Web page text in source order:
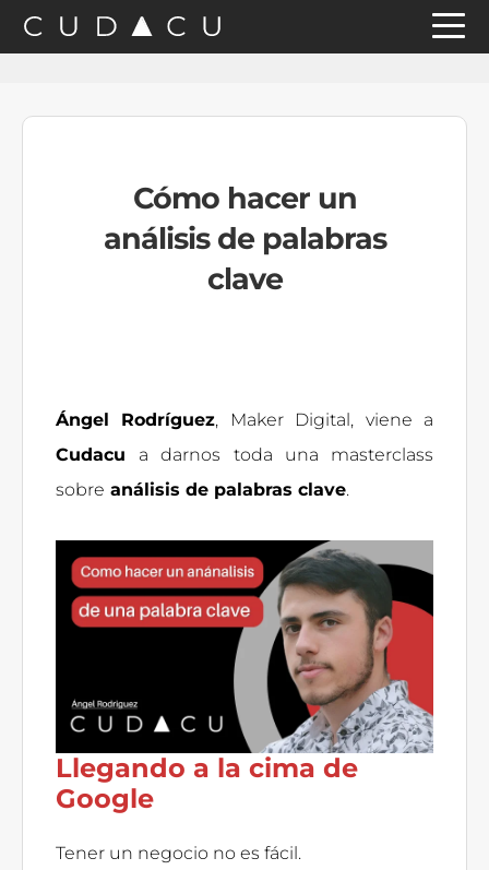
Saltar
a
Saltar
al
Saltar
a
Cómo hacer un
análisis de palabras
clave
Ángel Rodríguez, Maker Digital, viene a
Cudacu a darnos toda una masterclass
sobre análisis de palabras clave.
Llegando a la cima de
Google
Tener un negocio no es fácil.